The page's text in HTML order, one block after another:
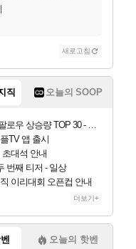
새로고침
직 오늘의 SOOP
상승량 TOP 30 - 월간 치지직
TV 앱 출시
대석 안내
번째 티저 - 일상
이리대회 오픈컵 안내
더보기+
오늘의 핫벤